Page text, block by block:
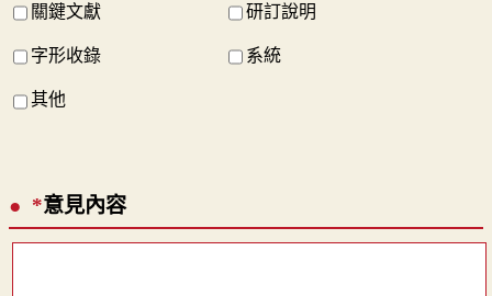
關鍵文獻 研訂說明
字形收錄 系統
其他
*意見內容